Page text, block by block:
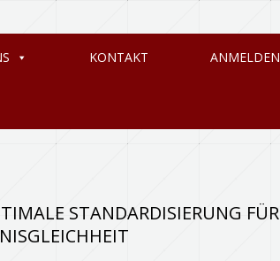
KONTAKT ANMELDEN
STANDARDISIERUNG FÜR